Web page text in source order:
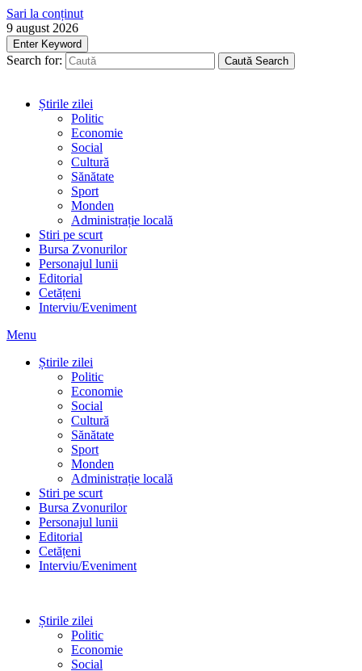
Sari la conținut
9 august 2026
Enter Keyword
Search for: Caută Search
Știrile zilei
Politic
Economie
Social
Cultură
Sănătate
Sport
Monden
Administrație locală
Stiri pe scurt
Bursa Zvonurilor
Personajul lunii
Editorial
Cetățeni
Interviu/Eveniment
Menu
Știrile zilei
Politic
Economie
Social
Cultură
Sănătate
Sport
Monden
Administrație locală
Stiri pe scurt
Bursa Zvonurilor
Personajul lunii
Editorial
Cetățeni
Interviu/Eveniment
Știrile zilei
Politic
Economie
Social